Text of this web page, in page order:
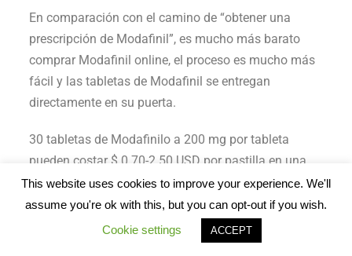
En comparación con el camino de “obtener una
prescripción de Modafinil”, es mucho más barato
comprar Modafinil online, el proceso es mucho más
fácil y las tabletas de Modafinil se entregan
directamente en su puerta.
30 tabletas de Modafinilo a 200 mg por tableta
pueden costar $ 0.70-2.50 USD por pastilla en una
farmacia online, pero pagar por una prescripción
cuesta – $ 10USD por pastilla [20].
En cuanto a las cuestiones relativas a la legalidad,
This website uses cookies to improve your experience. We'll
assume you're ok with this, but you can opt-out if you wish.
Cookie settings
ACCEPT